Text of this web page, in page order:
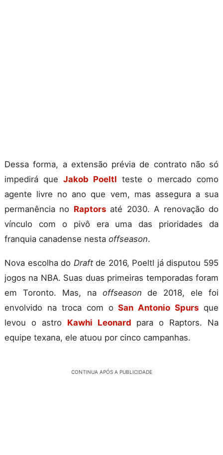
Dessa forma, a extensão prévia de contrato não só
impedirá que Jakob Poeltl teste o mercado como
agente livre no ano que vem, mas assegura a sua
permanência no Raptorsaté 2030. A renovação do
vínculo com o pivô era uma das prioridades da
franquia canadense nesta offseason.
Nova escolha do Draftde 2016, Poeltl já disputou 595
jogos na NBA. Suas duas primeiras temporadas foram
em Toronto. Mas, naoffseason de 2018, ele foi
envolvido na troca com oSan Antonio Spurs que
levou o astro Kawhi Leonard para o Raptors. Na
equipe texana, ele atuou por cinco campanhas.
CONTINUA APÓS A PUBLICIDADE